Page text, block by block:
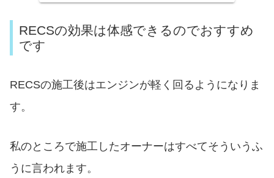
RECSの効果は体感できるのでおすすめ
です
RECSの施工後はエンジンが軽く回るようになりま
す。
私のところで施工したオーナーはすべてそういうふ
うに言われます。